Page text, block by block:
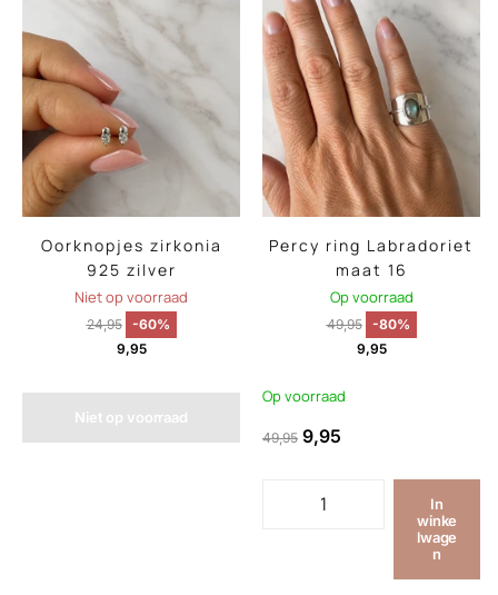
Oorknopjes zirkonia
925 zilver
Niet op voorraad
24,95
-60%
9,95
Niet op voorraad
Percy ring Labradoriet
maat 16
Op voorraad
49,95
-80%
9,95
Op voorraad
49,95 9,95
In
winke
lwage
n